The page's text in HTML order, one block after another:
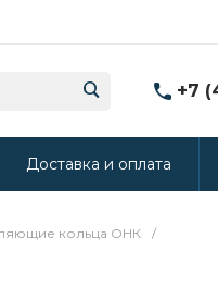
+7
8
Доставка и оплата
кольца ОНК
/